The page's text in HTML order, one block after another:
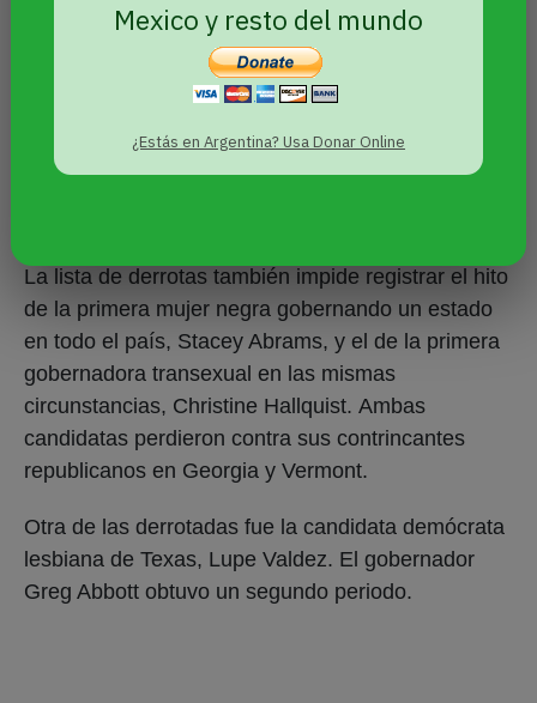
Mexico y resto del mundo
¿Estás en Argentina? Usa Donar Online
vicegobernadora de origen cubano de Florida.
Nuñez no habría sido pionera en su cargo si el
batalla en Florida, pero aún así se habría
La lista de derrotas también impide registrar el hito
de la primera mujer negra gobernando un estado
en todo el país, Stacey Abrams, y el de la primera
gobernadora transexual en las mismas
circunstancias, Christine Hallquist. Ambas
candidatas perdieron contra sus contrincantes
republicanos en Georgia y Vermont.
Otra de las derrotadas fue la candidata demócrata
lesbiana de Texas, Lupe Valdez. El gobernador
Greg Abbott obtuvo un segundo periodo.